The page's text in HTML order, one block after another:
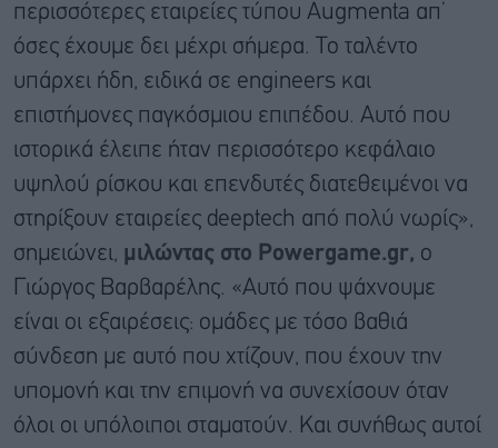
περισσότερες εταιρείες τύπου Augmenta απ’
όσες έχουμε δει μέχρι σήμερα. Το ταλέντο
υπάρχει ήδη, ειδικά σε engineers και
επιστήμονες παγκόσμιου επιπέδου. Αυτό που
ιστορικά έλειπε ήταν περισσότερο κεφάλαιο
υψηλού ρίσκου και επενδυτές διατεθειμένοι να
στηρίξουν εταιρείες deeptech από πολύ νωρίς»,
σημειώνει, μιλώντας στο Powergame.gr, ο
Γιώργος Βαρβαρέλης. «Αυτό που ψάχνουμε
είναι οι εξαιρέσεις: ομάδες με τόσο βαθιά
σύνδεση με αυτό που χτίζουν, που έχουν την
υπομονή και την επιμονή να συνεχίσουν όταν
όλοι οι υπόλοιποι σταματούν. Και συνήθως αυτοί